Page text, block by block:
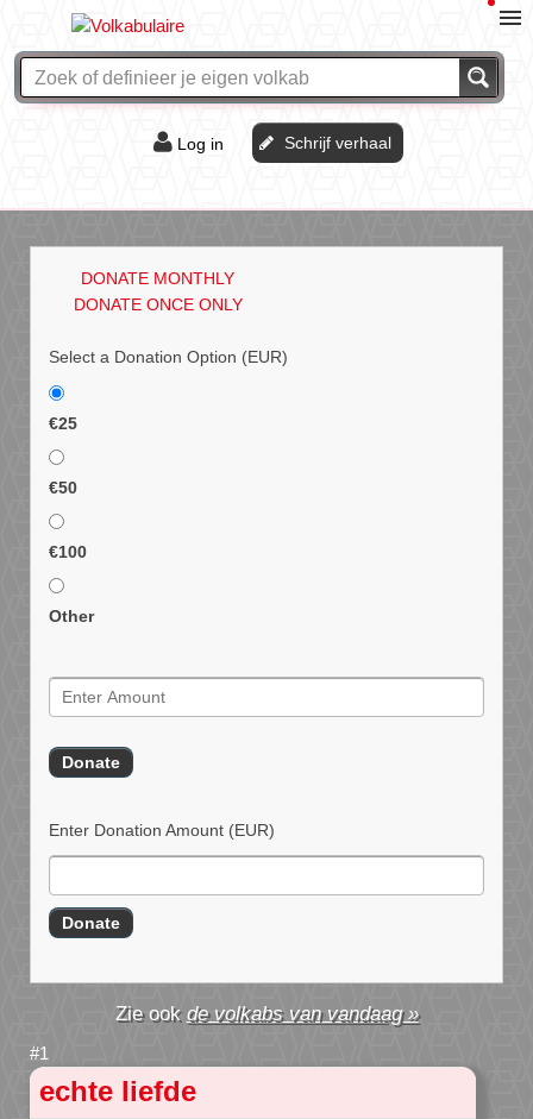
Log in Schrijf verhaal
DONATE MONTHLY
DONATE ONCE ONLY
Select a Donation Option (EUR)
€25
€50
€100
Other
Enter Donation Amount (EUR)
de volkabs van vandaag »
echte liefde